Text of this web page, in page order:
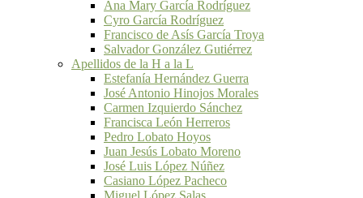
Ana Mary García Rodríguez
Cyro García Rodríguez
Francisco de Asís García Troya
Salvador González Gutiérrez
Apellidos de la H a la L
Estefanía Hernández Guerra
José Antonio Hinojos Morales
Carmen Izquierdo Sánchez
Francisca León Herreros
Pedro Lobato Hoyos
Juan Jesús Lobato Moreno
José Luis López Núñez
Casiano López Pacheco
Miguel López Salas